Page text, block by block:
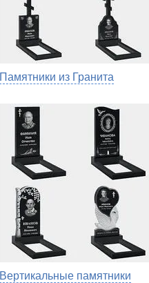
Памятники из Гранита
Вертикальные памятники